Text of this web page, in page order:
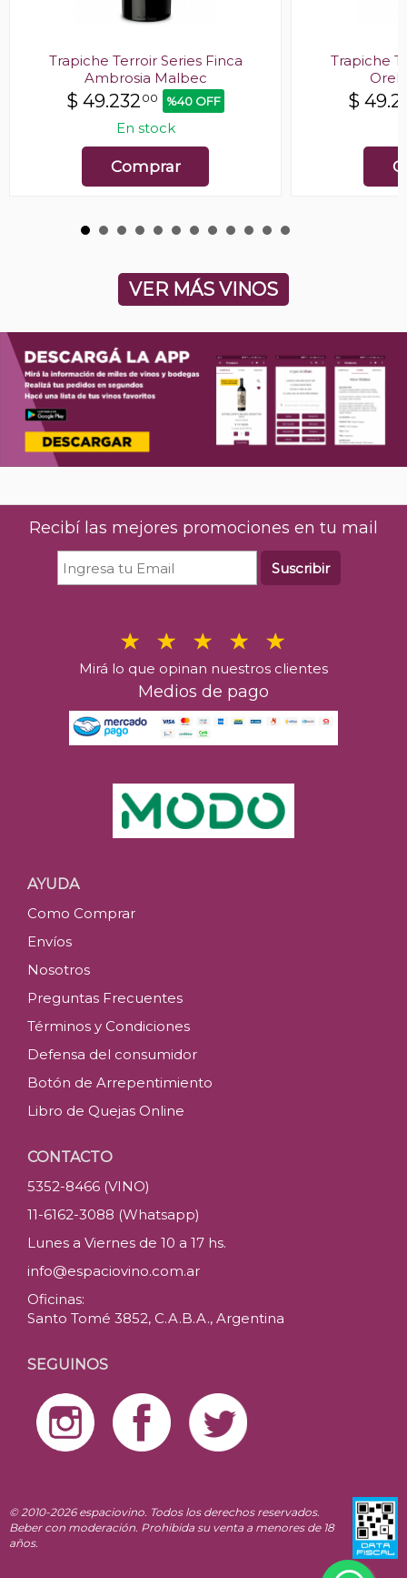
Trapiche Terroir Series Finca
Ambrosia Malbec
$ 49.232 00 %40 OFF
En stock
Comprar
Trapiche
$
VER MÁS VINOS
Recibí las mejores promociones en tu mail
Suscribir
Mirá lo que opinan nuestros clientes
Medios de pago
AYUDA
Como Comprar
Envíos
Nosotros
Preguntas Frecuentes
Términos y Condiciones
Defensa del consumidor
Botón de Arrepentimiento
Libro de Quejas Online
CONTACTO
5352-8466 (VINO)
11-6162-3088 (Whatsapp)
Lunes a Viernes de 10 a 17 hs.
info@espaciovino.com.ar
Oficinas:
Santo Tomé 3852, C.A.B.A., Argentina
SEGUINOS
© 2010-2026 espaciovino. Todos los derechos reservados.
Beber con moderación. Prohibida su venta a menores de 18
años.